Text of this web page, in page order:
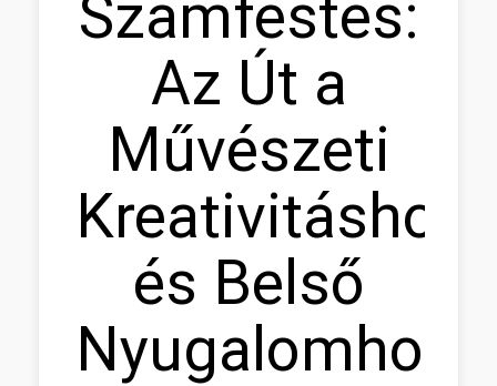
Számfestés:
Az Út a
Művészeti
Kreativitáshoz
és Belső
Nyugalomhoz